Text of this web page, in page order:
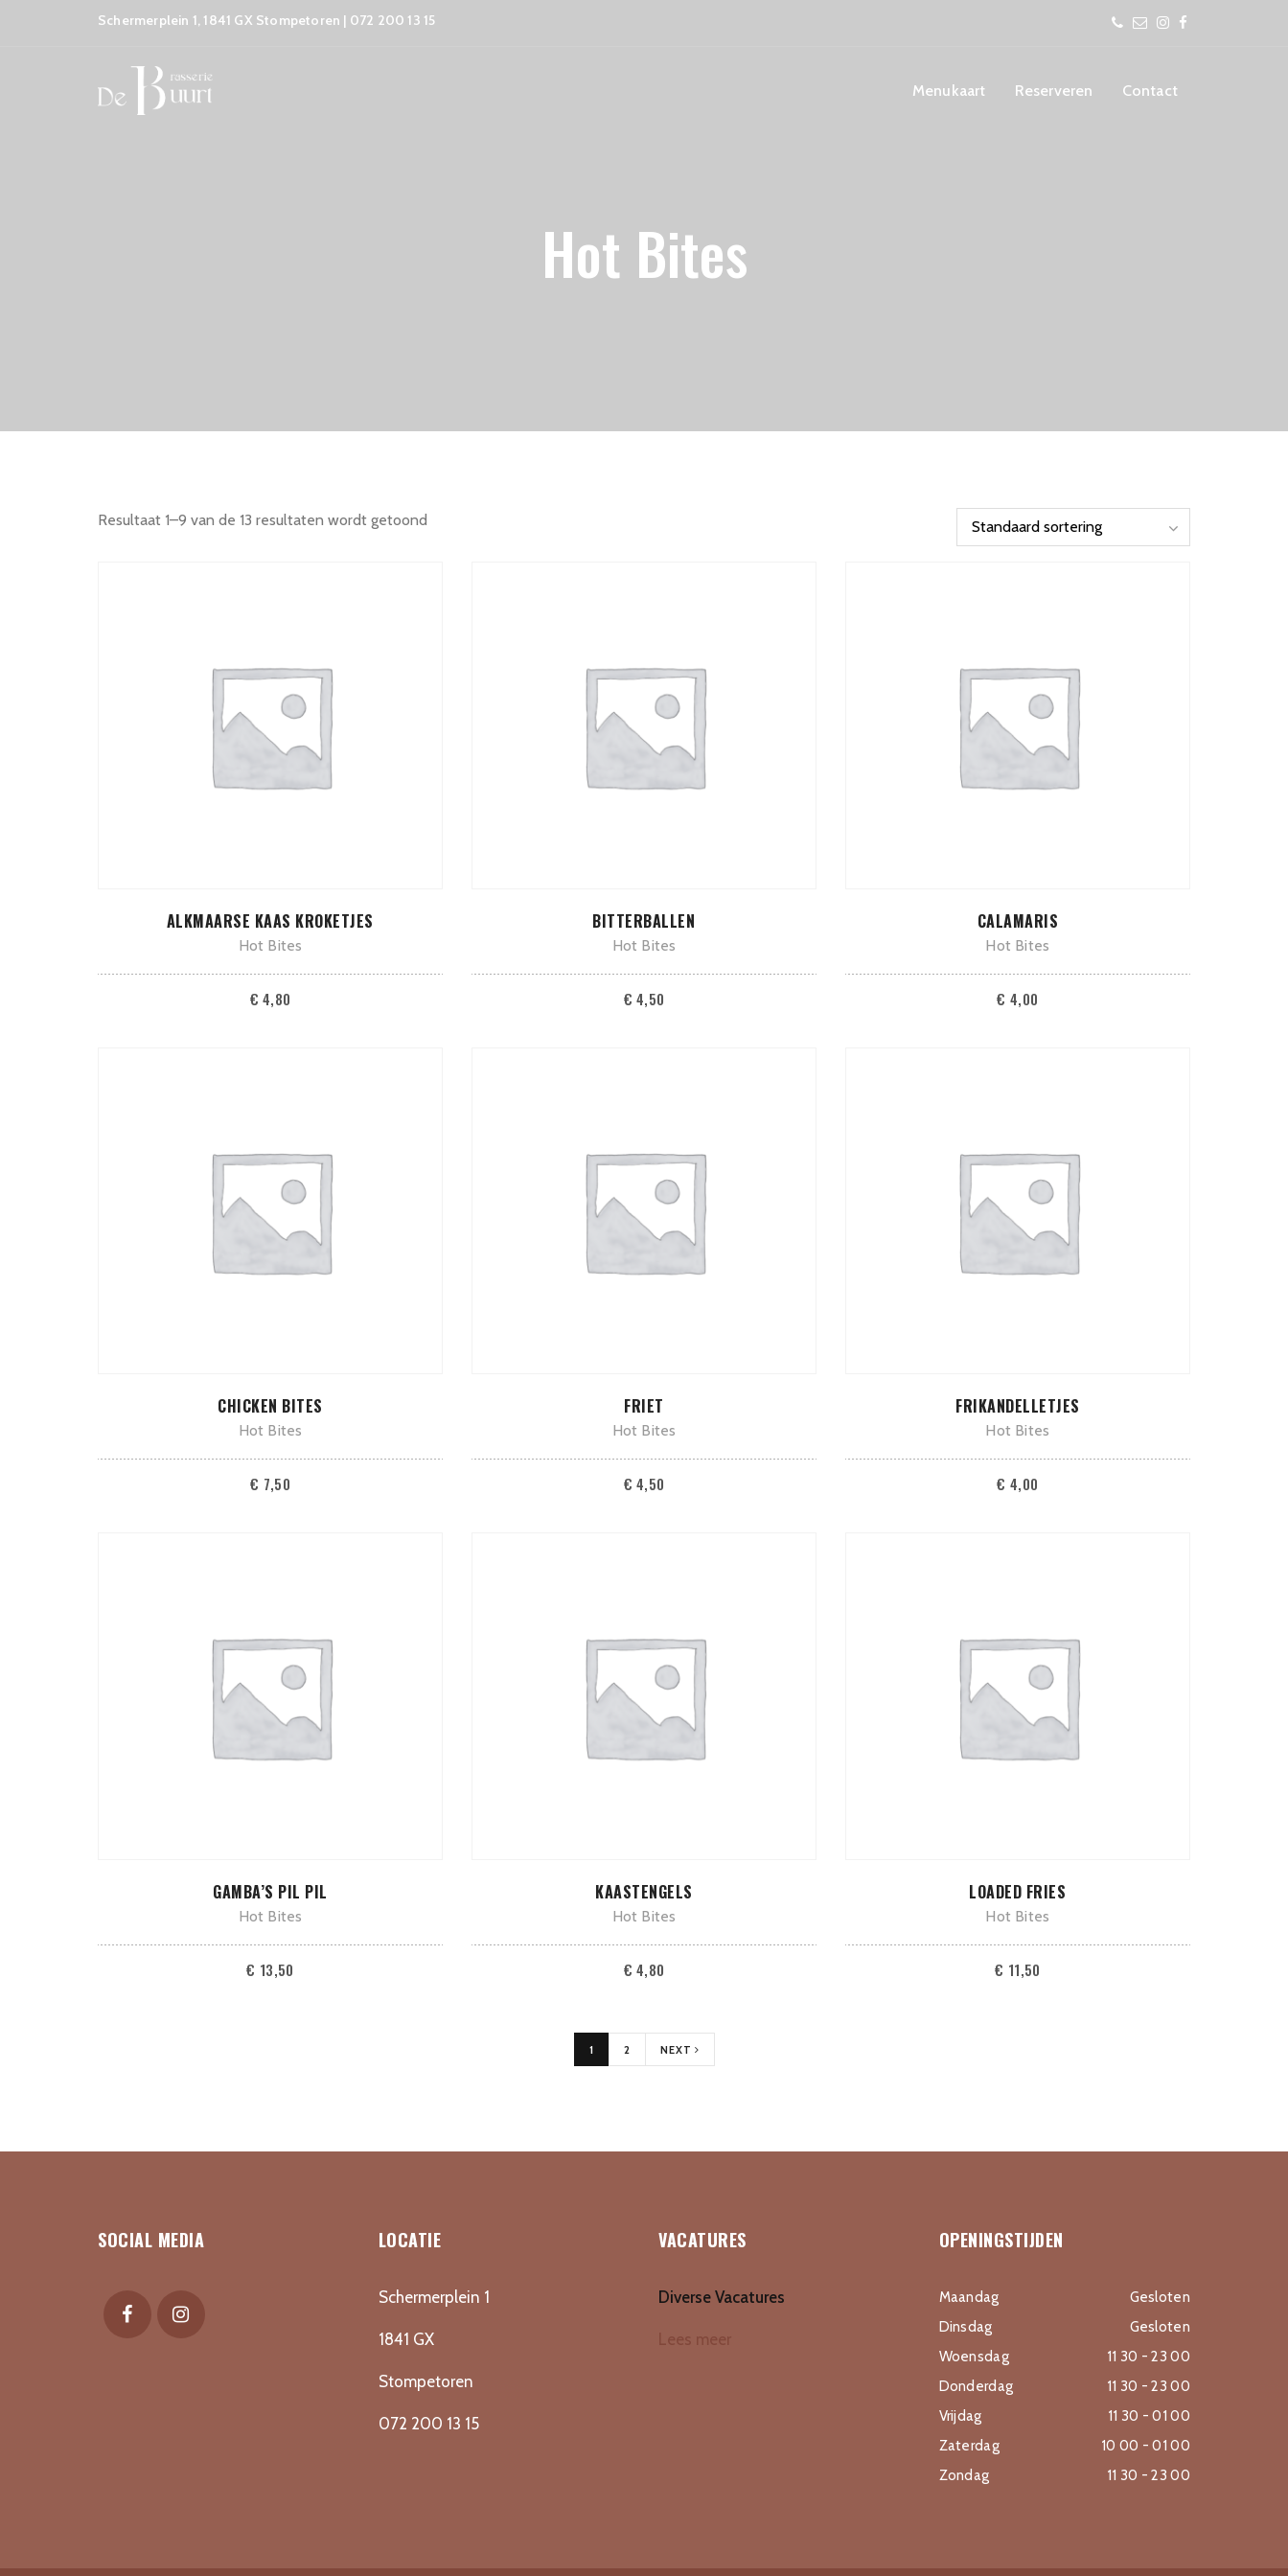
Schermerplein 1, 1841 GX Stompetoren | 072 200 13 15
Menukaart Reserveren Contact
Hot Bites
Resultaat 1–9 van de 13 resultaten wordt getoond
TOEVOEGEN AAN WINKELWAGEN
ALKMAARSE KAAS KROKETJES
Hot Bites
€ 4,80
TOEVOEGEN AAN WINKELWAGEN
BITTERBALLEN
Hot Bites
€ 4,50
TOEVOEGEN AAN WINKELWAGEN
CALAMARIS
Hot Bites
€ 4,00
TOEVOEGEN AAN WINKELWAGEN
CHICKEN BITES
Hot Bites
€ 7,50
TOEVOEGEN AAN WINKELWAGEN
FRIET
Hot Bites
€ 4,50
TOEVOEGEN AAN WINKELWAGEN
FRIKANDELLETJES
Hot Bites
€ 4,00
TOEVOEGEN AAN WINKELWAGEN
GAMBA’S PIL PIL
Hot Bites
€ 13,50
TOEVOEGEN AAN WINKELWAGEN
KAASTENGELS
Hot Bites
€ 4,80
TOEVOEGEN AAN WINKELWAGEN
LOADED FRIES
Hot Bites
€ 11,50
1 2 NEXT
SOCIAL MEDIA LOCATIE
Schermerplein 1
1841 GX
Stompetoren
072 200 13 15
VACATURES
Diverse Vacatures
Lees meer
OPENINGSTIJDEN
Maandag
Gesloten
Dinsdag
Gesloten
Woensdag
11 30 - 23 00
Donderdag
11 30 - 23 00
Vrijdag
11 30 - 01 00
Zaterdag
10 00 - 01 00
Zondag
11 30 - 23 00